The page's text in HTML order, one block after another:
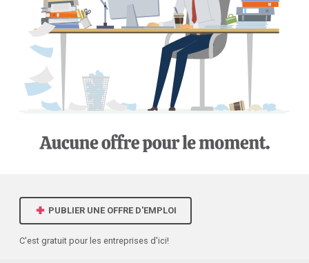
PUBLIER UNE OFFRE D'EMPLOI
C'est gratuit pour les entreprises d'ici!